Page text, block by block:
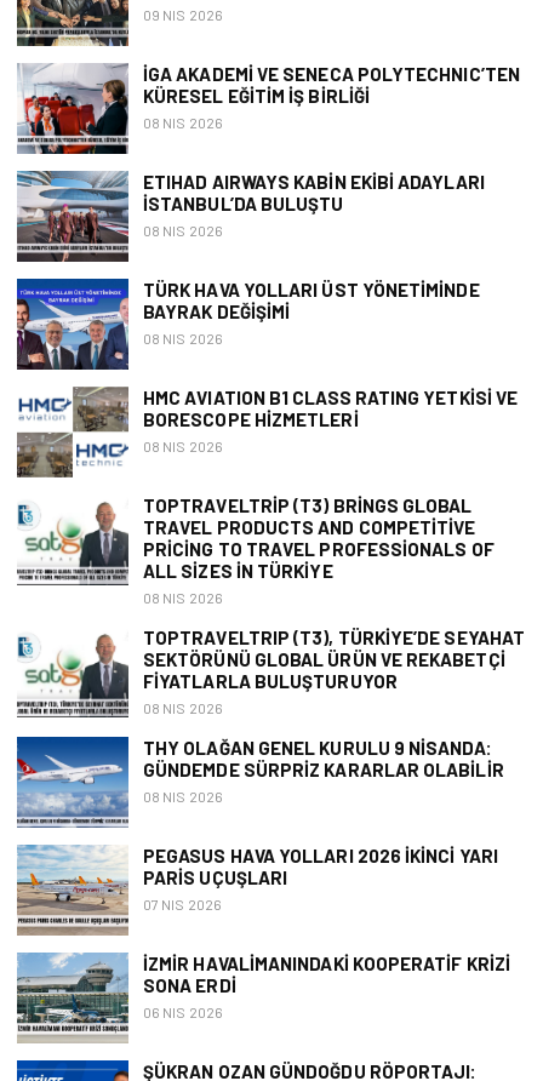
09 NIS 2026
İGA AKADEMI VE SENECA POLYTECHNIC’TEN
KÜRESEL EĞITIM İŞ BIRLIĞI
08 NIS 2026
ETIHAD AIRWAYS KABIN EKIBI ADAYLARI
İSTANBUL’DA BULUŞTU
08 NIS 2026
TÜRK HAVA YOLLARI ÜST YÖNETIMINDE
BAYRAK DEĞIŞIMI
08 NIS 2026
HMC AVIATION B1 CLASS RATING YETKISI VE
BORESCOPE HIZMETLERI
08 NIS 2026
TOPTRAVELTRIP (T3) BRINGS GLOBAL
TRAVEL PRODUCTS AND COMPETITIVE
PRICING TO TRAVEL PROFESSIONALS OF
ALL SIZES IN TÜRKIYE
08 NIS 2026
TOPTRAVELTRIP (T3), TÜRKIYE’DE SEYAHAT
SEKTÖRÜNÜ GLOBAL ÜRÜN VE REKABETÇI
FIYATLARLA BULUŞTURUYOR
08 NIS 2026
THY OLAĞAN GENEL KURULU 9 NISANDA:
GÜNDEMDE SÜRPRIZ KARARLAR OLABILIR
08 NIS 2026
PEGASUS HAVA YOLLARI 2026 İKINCI YARI
PARIS UÇUŞLARI
07 NIS 2026
İZMIR HAVALIMANINDAKI KOOPERATIF KRIZI
SONA ERDI
06 NIS 2026
ŞÜKRAN OZAN GÜNDOĞDU RÖPORTAJI: